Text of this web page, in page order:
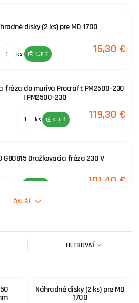
disky (2 ks) pre MD 1700
ks KÚPIŤ 15,30 €
fréza do muriva Procraft PM2500-230
| PM2500-230
ks KÚPIŤ 119,30 €
G80815 Dražkovacia fréza 230 V
101,40 €
ĎALŠÍ
FILTROVAŤ
Náhradné disky (2 ks) pre MD
1700